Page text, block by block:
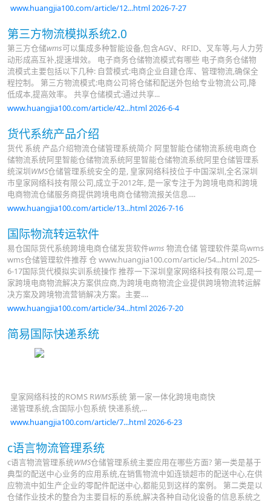
www.huangjia100.com/article/12...html 2026-7-27
第三方物流模拟系统2.0
第三方仓储wms可以集成多种智能设备,包含AGV、RFID、叉车等,与人力劳
动形成高互补,提速增效。 电子商务仓储物流模式有哪些 电子商务仓储物
流模式主要包括以下几种: 自营模式:电商企业自建仓库、管理物流,确保全
程控制。 第三方物流模式:电商公司将仓储和配送外包给专业物流公司,降
低成本,提高效率。 共享仓储模式:通过共享...
www.huangjia100.com/article/42...html 2026-6-4
货代系统产品介绍
货代 系统 产品介绍物流仓储管理系统简介 阿里智能仓储物流系统电商仓
储物流系统阿里智能仓储物流系统阿里智能仓储物流系统阿里仓储管理系
统深圳WMS仓储管理系统安全的是, 皇家网络科技位于中国深圳,全名深圳
市皇家网络科技有限公司,成立于2012年, 是一家专注于为跨境电商和跨境
电商物流仓储服务商提供跨境电商仓储物流报关信息....
www.huangjia100.com/article/13...html 2026-7-16
国际物流转运软件
易仓国际货代系统跨境电商仓储发货软件wms 物流仓储 管理软件菜鸟wms
wms仓储管理软件推荐 仓 www.huangjia100.com/article/54...html 2025-
6-17国际货代模拟实训系统操作 推荐一下深圳皇家网络科技有限公司,是一
家跨境电商物流解决方案供应商,为跨境电商物流企业提供跨境物流转运解
决方案及跨境物流营销解决方案。主要....
www.huangjia100.com/article/34...html 2026-7-20
简易国际快递系统
皇家网络科技的ROMS RWMS系统 第一家一体化跨境电商快
递管理系统,含国际小包系统 快递系统,...
www.huangjia100.com/article/7...html 2026-6-23
c语言物流管理系统
c语言物流管理系统WMS仓储管理系统主要应用在哪些方面? 第一类是基于
典型的配送中心业务的应用系统,在销售物流中如连锁超市的配送中心,在供
应物流中如生产企业的零配件配送中心,都能见到这样的案例。 第二类是以
仓储作业技术的整合为主要目标的系统,解决各种自动化设备的信息系统之